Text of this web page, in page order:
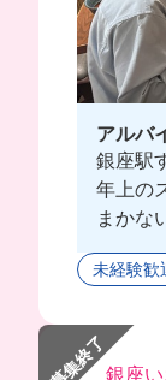
アルバ
銀座駅
年上の
まかな
未経験歓
募集終了銀座